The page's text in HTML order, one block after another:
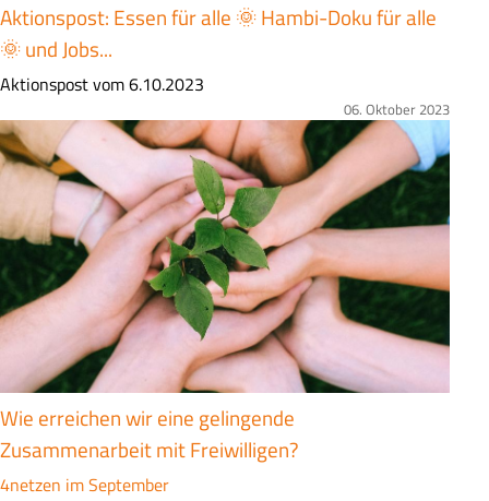
Aktionspost: Essen für alle 🌞 Hambi-Doku für alle
🌞 und Jobs...
Z
s
a
m
e
n
a
s
u
n
g
Aktionspost vom 6.10.2023
06. Oktober 2023
Bild
Wie erreichen wir eine gelingende
Zusammenarbeit mit Freiwilligen?
4netzen im September